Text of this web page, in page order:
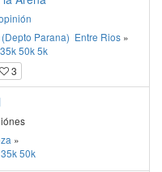
Parana) Entre Rios »
35k50k5k
3
»
35k50k